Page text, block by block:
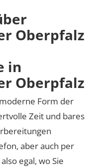
Oberpfalz
in
Oberpfalz
Form der
Zeit und bares
aber auch per
egal, wo Sie